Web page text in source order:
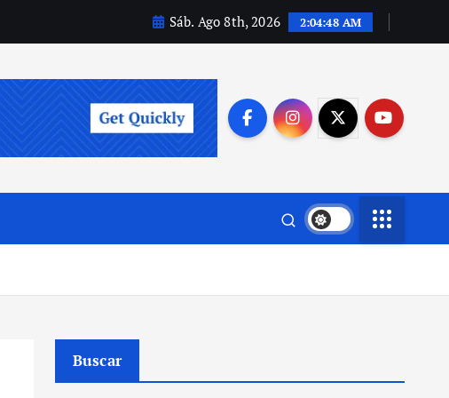
Sáb. Ago 8th, 2026 2:04:49 AM
Buscar